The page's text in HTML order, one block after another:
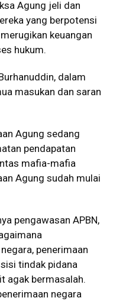
Agung jeli dan
yang berpotensi
keuangan
hukum.
dalam
masukan dan saran
Agung sedang
pendapatan
mafia-mafia
Agung sudah mulai
pengawasan APBN,
penerimaan
tindak pidana
agak bermasalah.
negara